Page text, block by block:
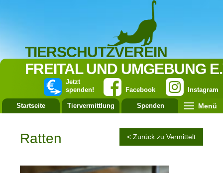
TIERSCHUTZVEREIN
FREITAL UND UMGEBUNG
Instagram
Facebook
Jetzt
spenden!
Startseite Tiervermittlung Spenden Menü
Ratten < Zurück zu Vermittelt